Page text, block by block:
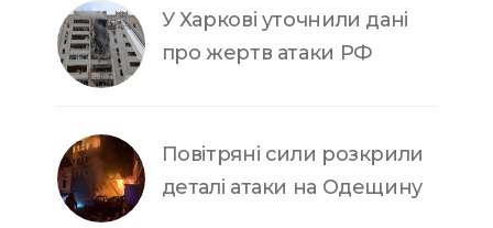
У Харкові уточнили дані
про жертв атаки РФ
Повітряні сили розкрили
деталі атаки на Одещину